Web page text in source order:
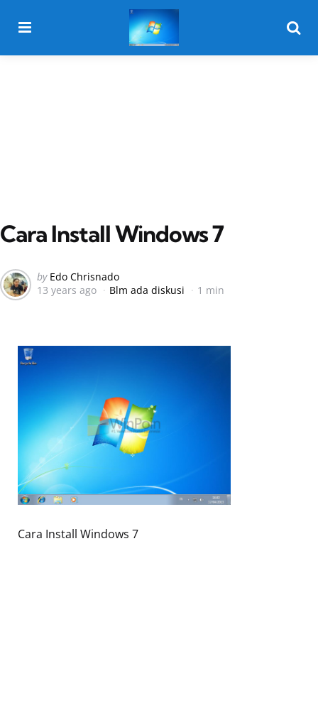
Cara Install Windows 7
Posted
by
by Edo Chrisnado
13 years ago
Blm ada diskusi 1 min
Cara Install Windows 7